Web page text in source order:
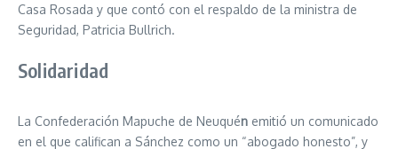
Casa Rosada y que contó con el respaldo de la ministra de
Seguridad, Patricia Bullrich.
Solidaridad
La Confederación Mapuche de Neuquén emitió un comunicado
en el que califican a Sánchez como un “abogado honesto”, y